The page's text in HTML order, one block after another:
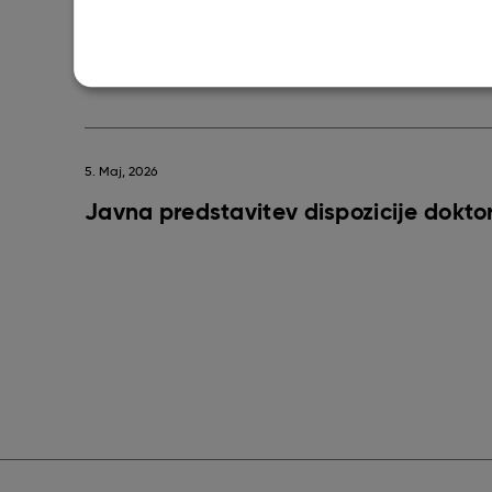
5. Maj, 2026
Javna predstavitev dispozicije